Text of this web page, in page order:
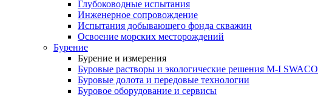
Глубоководные испытания
Инженерное сопровождение
Испытания добывающего фонда скважин
Освоение морских месторождений
Бурение
Бурение и измерения
Буровые растворы и экологические решения M-I SWACO
Буровые долота и передовые технологии
Буровое оборудование и сервисы